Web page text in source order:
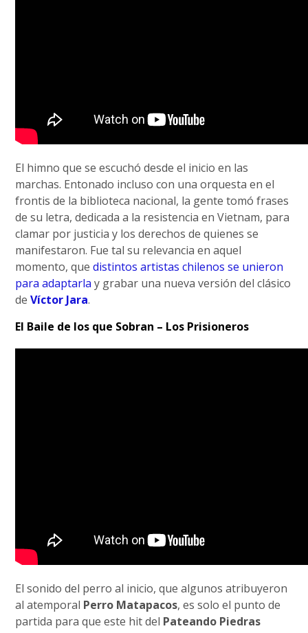
El himno que se escuchó desde el inicio en las
marchas. Entonado incluso con una orquesta en el
frontis de la biblioteca nacional, la gente tomó frases
de su letra, dedicada a la resistencia en Vietnam, para
clamar por justicia y los derechos de quienes se
manifestaron. Fue tal su relevancia en aquel
momento, quedistintos artistas chilenos se unieron
para adaptarla y grabar una nueva versión del clásico
deVíctor Jara.
El Baile de los que Sobran – Los Prisioneros
El sonido del perro al inicio, que algunos atribuyeron
al atemporal Perro Matapacos, es solo el punto de
partida para que este hit del Pateando Piedras